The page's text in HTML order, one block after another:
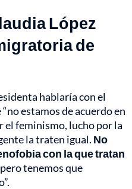
López
de
hablaría con el
estamos de acuerdo en
el feminismo, lucho por la
la traten igual. No
con la que tratan
tenemos que